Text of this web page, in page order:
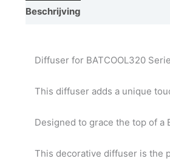
Beschrijving
Diffuser for BATCOOL320
This diffuser adds a unique
Designed to grace the top of
This decorative diffuser is the